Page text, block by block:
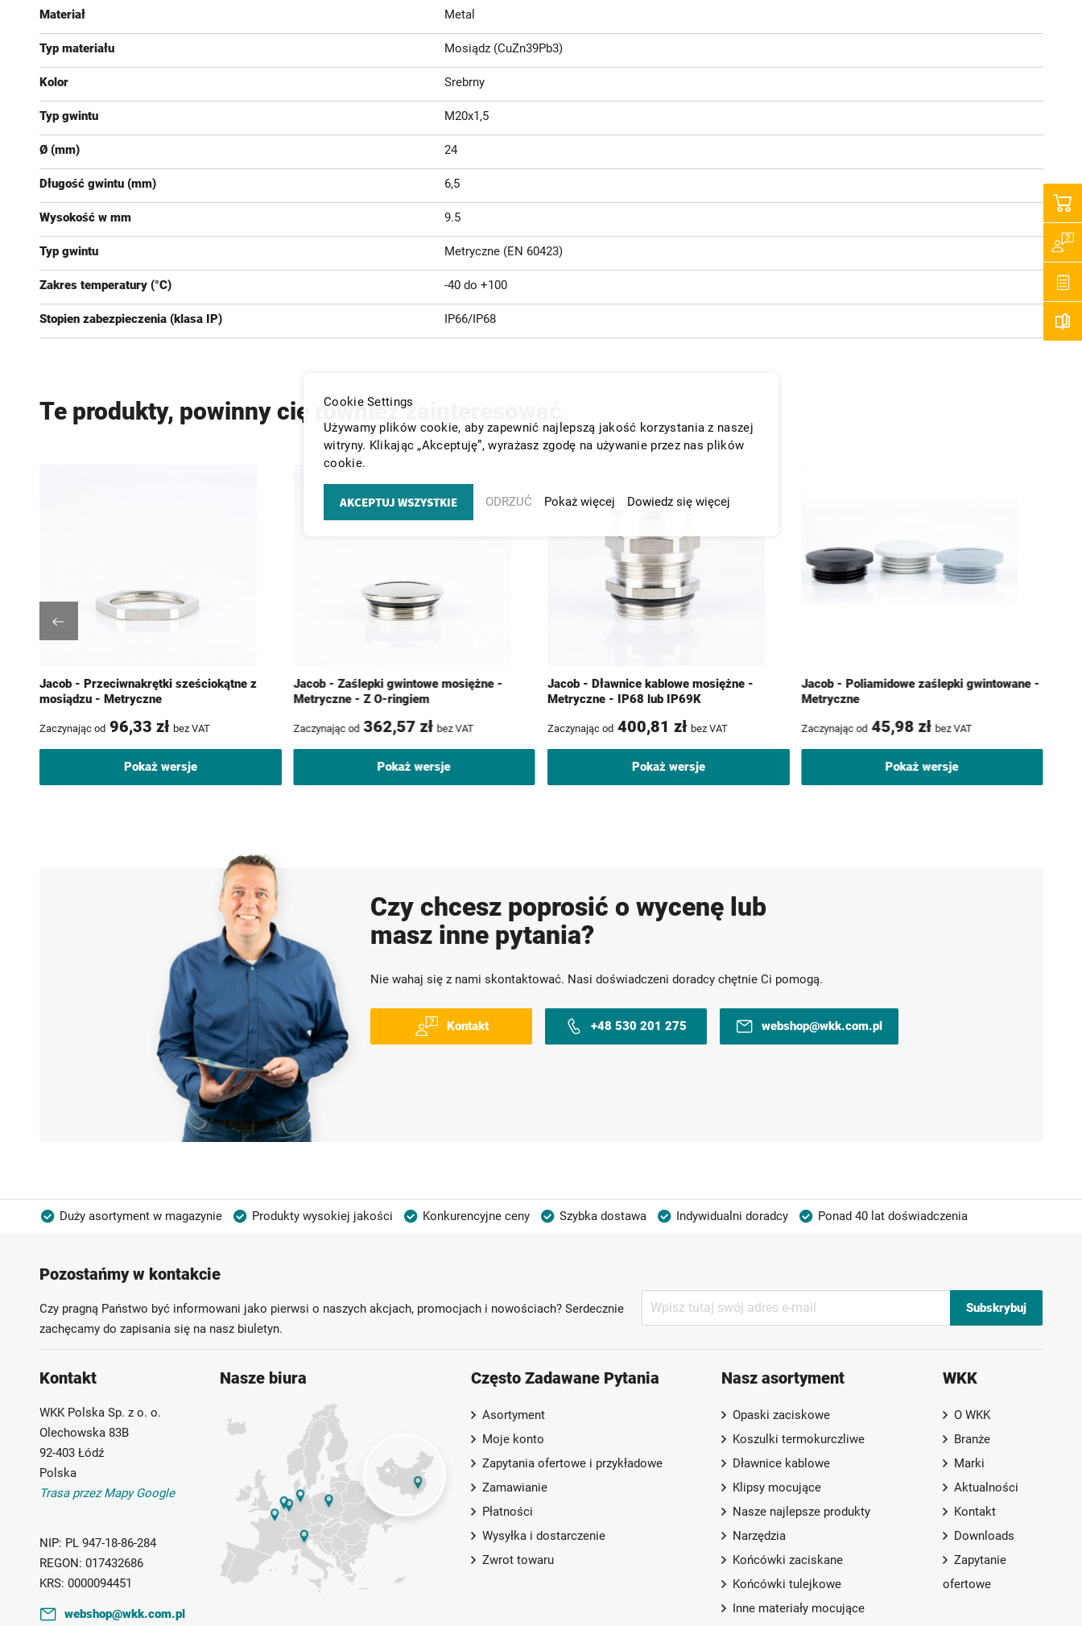
Materiał Metal
Typ materiału Mosiądz (CuZn39Pb3)
Kolor Srebrny
Typ gwintu M20x1,5
Ø (mm) 24
Długość gwintu (mm) 6,5
Wysokość w mm 9.5
Typ gwintu Metryczne (EN 60423)
Zakres temperatury (°C) -40 do +100
Stopien zabezpieczenia (klasa IP) IP66/IP68
Te produkty, powinny cię również zainteresować
Jacob - Przeciwnakrętki sześciokątne z
mosiądzu - Metryczne
Zaczynając od 96,33 zł bez VAT
Pokaż wersje
Jacob - Zaślepki gwintowe mosiężne -
Metryczne - Z O-ringiem
Zaczynając od 362,57 zł bez VAT
Pokaż wersje
Jacob - Dławnice kablowe mosiężne -
Metryczne - IP68 lub IP69K
Zaczynając od 400,81 zł bez VAT
Pokaż wersje
Jacob - Poliamidowe zaślepki gwintowane -
Metryczne
Zaczynając od 45,98 zł bez VAT
Pokaż wersje
Czy chcesz poprosić o wycenę lub
masz inne pytania?
Nie wahaj się z nami skontaktować. Nasi doświadczeni doradcy chętnie Ci pomogą.
Kontakt +48 530 201 275 webshop@wkk.com.pl
Duży asortyment w magazynie Produkty wysokiej jakości Konkurencyjne ceny Szybka dostawa Indywidualni doradcy
Ponad 40 lat doświadczenia
Pozostańmy w kontakcie
Czy pragną Państwo być informowani jako pierwsi o naszych akcjach, promocjach i nowościach? Serdecznie
zachęcamy do zapisania się na nasz biuletyn.
nasz
Subskrybuj
Kontakt
WKK Polska Sp. z o. o.
Olechowska 83B
92-403 Łódź
Polska
Trasa przez Mapy Google
NIP: PL 947-18-86-284
REGON: 017432686
KRS: 0000094451
webshop@wkk.com.pl
Nasze biura Często Zadawane Pytania
Asortyment
Moje konto
Zapytania ofertowe i przykładowe
Zamawianie
Płatności
Wysyłka i dostarczenie
Zwrot towaru
Nasz asortyment
Opaski zaciskowe
Koszulki termokurczliwe
Dławnice kablowe
Klipsy mocujące
Nasze najlepsze produkty
Narzędzia
Końcówki zaciskane
Końcówki tulejkowe
Inne materiały mocujące
WKK
O WKK
Branże
Marki
Aktualności
Kontakt
Downloads
Zapytanie
ofertowe
Cookie Settings
Używamy plików cookie, aby zapewnić najlepszą jakość korzystania z naszej
witryny. Klikając „Akceptuję”, wyrażasz zgodę na używanie przez nas plików
cookie.
AKCEPTUJ WSZYSTKIE ODRZUĆ Pokaż więcej Dowiedz się więcej